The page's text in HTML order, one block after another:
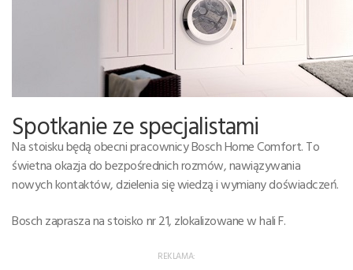
Spotkanie ze specjalistami
Na stoisku będą obecni pracownicy Bosch Home Comfort. To
świetna okazja do bezpośrednich rozmów, nawiązywania
nowych kontaktów, dzielenia się wiedzą i wymiany doświadczeń.
Bosch zaprasza na stoisko nr 21, zlokalizowane w hali F.
REKLAMA: